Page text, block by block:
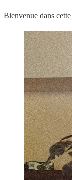
Bienvenue dans cette